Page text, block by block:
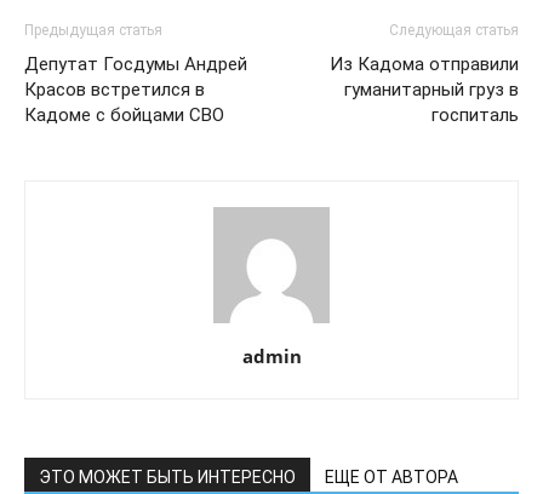
Предыдущая статья
Депутат Госдумы Андрей
Красов встретился в
Кадоме с бойцами СВО
Следующая статья
Из Кадома отправили
гуманитарный груз в
госпиталь
admin
ЭТО МОЖЕТ БЫТЬ ИНТЕРЕСНО ЕЩЕ ОТ АВТОРА